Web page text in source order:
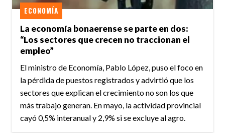
La economía bonaerense se parte en dos:
“Los sectores que crecen no traccionan el
empleo”
ECONOMÍA
El ministro de Economía, Pablo López, puso el foco en
la pérdida de puestos registrados y advirtió que los
sectores que explican el crecimiento no son los que
más trabajo generan. En mayo, la actividad provincial
cayó 0,5% interanual y 2,9% si se excluye al agro.